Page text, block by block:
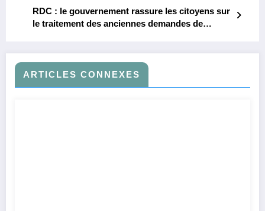
RDC : le gouvernement rassure les citoyens sur
le traitement des anciennes demandes de
ARTICLES CONNEXES